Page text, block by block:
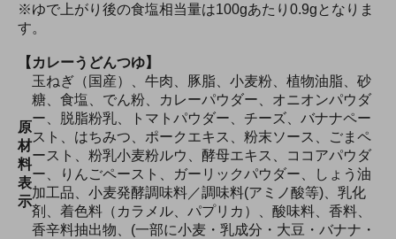
※ゆで上がり後の食塩相当量は100gあたり0.9gとなりま
す。
【カレーうどんつゆ】
原
材
料
表
示
玉ねぎ（国産）、牛肉、豚脂、小麦粉、植物油脂、砂
糖、食塩、でん粉、カレーパウダー、オニオンパウダ
ー、脱脂粉乳、トマトパウダー、チーズ、バナナペー
スト、はちみつ、ポークエキス、粉末ソース、ごまペ
ースト、粉乳小麦粉ルウ、酵母エキス、ココアパウダ
ー、りんごペースト、ガーリックパウダー、しょう油
加工品、小麦発酵調味料／調味料(アミノ酸等)、乳化
剤、着色料（カラメル、パプリカ）、酸味料、香料、
香辛料抽出物、(一部に小麦・乳成分・大豆・バナナ・